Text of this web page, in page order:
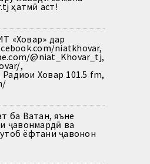
ҳатмӣ аст!
«Ховар» дар
niatkhovar,
@niat_Khovar_tj,
,
Ховар 101.5 fm,
ба Ватан, яъне
ҷавонмардӣ ва
ёфтани ҷавонон